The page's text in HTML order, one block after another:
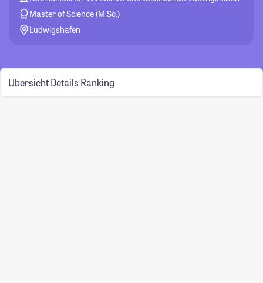
Master of Science (M.Sc.)
Ludwigshafen
Übersicht Details Ranking